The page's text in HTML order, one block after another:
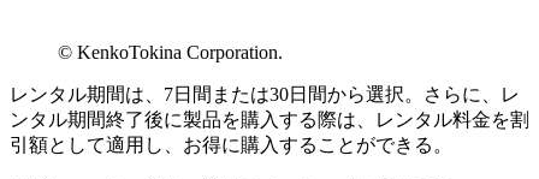
© KenkoTokina Corporation.
レンタル期間は、7日間または30日間から選択。さらに、レ
ンタル期間終了後に製品を購入する際は、レンタル料金を割
引額として適用し、お得に購入することができる。